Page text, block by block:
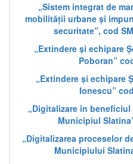
„Sistem integrat de
mobilității urbane și
securitate”, cod
„Extindere și echipare
Poboran”
„Extindere și echipare
Ionescu”
„Digitalizare în
Municipiul
„Digitalizarea proceselor
Municipiului